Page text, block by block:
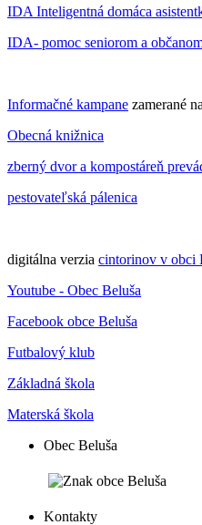
IDA Inteligentná domáca
IDA- pomoc seniorom a
Informačné kampane zamerané
Obecná knižnica
zberný dvor a kompostáreň
pestovateľská pálenica
digitálna verzia cintorinov v obci
Youtube - Obec Beluša
Facebook obce Beluša
Futbalový klub
Základná škola
Materská škola
Obec Beluša
Kontakty